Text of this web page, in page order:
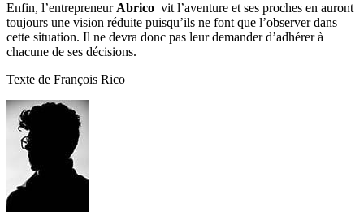
Enfin, l’entrepreneurAbrico vit l’aventure et ses proches en auront
toujours une vision réduite puisqu’ils ne font que l’observer dans
cette situation. Il ne devra donc pas leur demander d’adhérer à
chacune de ses décisions.
Texte de François Rico